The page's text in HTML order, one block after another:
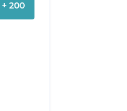
+ 200